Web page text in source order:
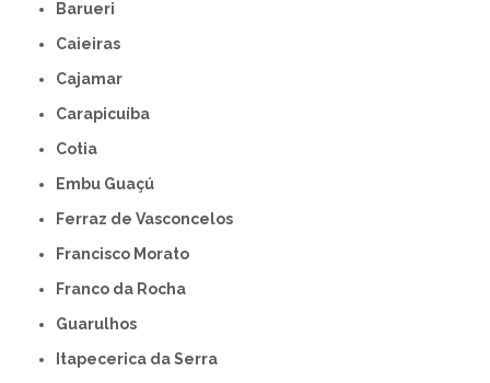
Barueri
Caieiras
Cajamar
Carapicuíba
Cotia
Embu Guaçú
Ferraz de Vasconcelos
Francisco Morato
Franco da Rocha
Guarulhos
Itapecerica da Serra